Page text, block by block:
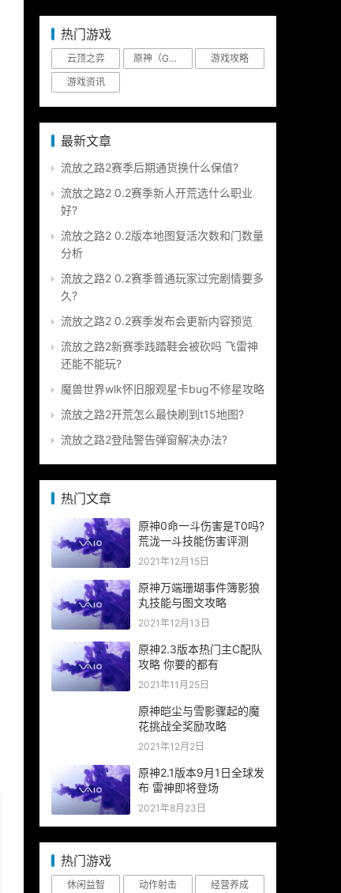
热门游戏
云顶之弈 原神（Genshin Impact）
游戏攻略
游戏资讯
最新文章
流放之路2赛季后期通货换什么保值?
流放之路2 0.2赛季新人开荒选什么职业
好?
流放之路2 0.2版本地图复活次数和门数量
分析
流放之路2 0.2赛季普通玩家过完剧情要多
久?
流放之路2 0.2赛季发布会更新内容预览
流放之路2新赛季践踏鞋会被砍吗 飞雷神
还能不能玩?
魔兽世界wlk怀旧服观星卡bug不修星攻略
流放之路2开荒怎么最快刷到t15地图?
流放之路2登陆警告弹窗解决办法?
热门文章
原神0命一斗伤害是T0吗?
荒泷一斗技能伤害评测
2021年12月15日
原神万端珊瑚事件簿影狼
丸技能与图文攻略
2021年12月13日
原神2.3版本热门主C配队
攻略 你要的都有
2021年11月25日
原神皑尘与雪影骤起的魔
花挑战全奖励攻略
2021年12月2日
原神2.1版本9月1日全球发
布 雷神即将登场
2021年8月23日
热门游戏
休闲益智 动作射击 经营养成